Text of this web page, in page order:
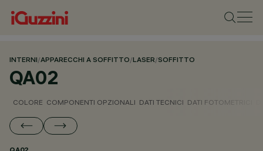
INTERNI/APPARECCHI A SOFFITTO/LASER/SOFFITTO
QA02
COLORE COMPONENTI OPZIONALI DATI TECNICI DATI FOTOMETRICI